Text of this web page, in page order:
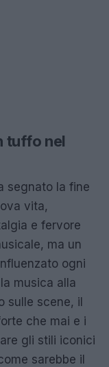
tuffo nel
segnato la fine
vita,
e fervore
ma un
ogni
musica alla
sulle scene, il
che mai e i
gli stili iconici
sarebbe il